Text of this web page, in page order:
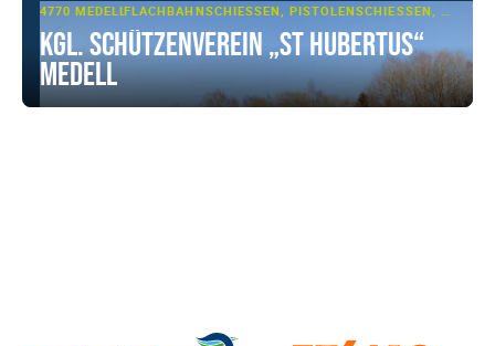
4770 MEDELL
Kgl. Schützenverein „St Hubertus“
Medell